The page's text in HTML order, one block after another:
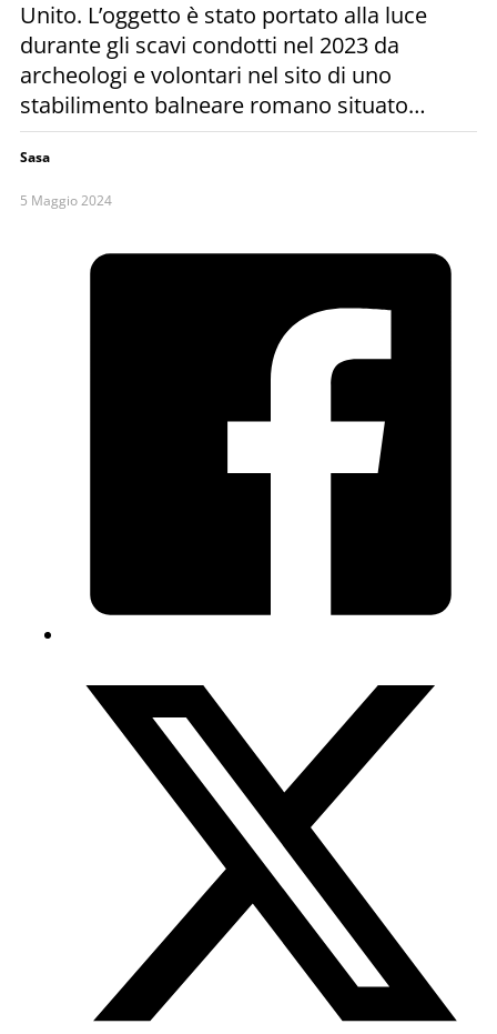
Unito. L’oggetto è stato portato alla luce
durante gli scavi condotti nel 2023 da
archeologi e volontari nel sito di uno
stabilimento balneare romano situato…
Sasa
5 Maggio 2024